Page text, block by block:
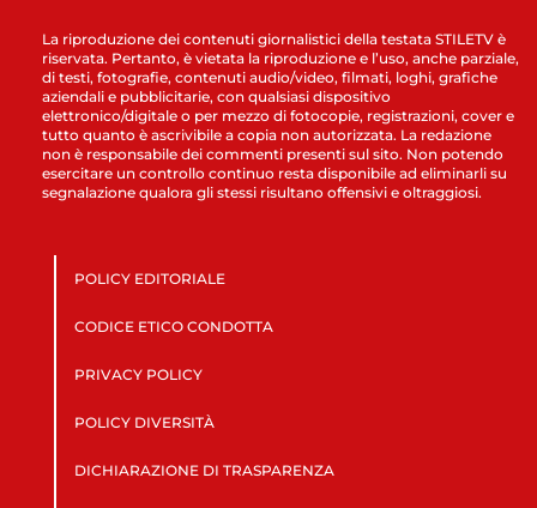
La riproduzione dei contenuti giornalistici della testata STILETV è
riservata. Pertanto, è vietata la riproduzione e l’uso, anche parziale,
di testi, fotografie, contenuti audio/video, filmati, loghi, grafiche
aziendali e pubblicitarie, con qualsiasi dispositivo
elettronico/digitale o per mezzo di fotocopie, registrazioni, cover e
tutto quanto è ascrivibile a copia non autorizzata. La redazione
non è responsabile dei commenti presenti sul sito. Non potendo
esercitare un controllo continuo resta disponibile ad eliminarli su
segnalazione qualora gli stessi risultano offensivi e oltraggiosi.
POLICY EDITORIALE
CODICE ETICO CONDOTTA
PRIVACY POLICY
POLICY DIVERSITÀ
DICHIARAZIONE DI TRASPARENZA